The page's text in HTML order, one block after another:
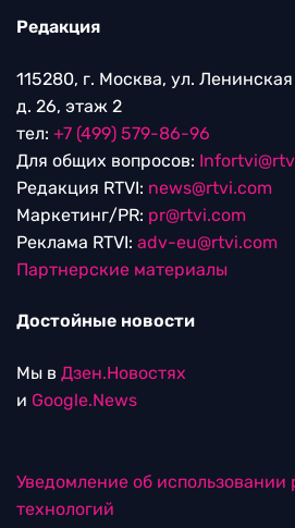
Редакция
115280, г. Москва, ул.
д. 26, этаж 2
тел: +7 (499) 579-86-96
Для общих вопросов:
Редакция RTVI: news@rtvi.com
Маркетинг/PR: pr@rtvi.com
Реклама RTVI: adv-eu@rtvi.com
Партнерские материалы
Достойные новости
Мы в Дзен.Новостях
и Google.News
Уведомление об использовании
технологий